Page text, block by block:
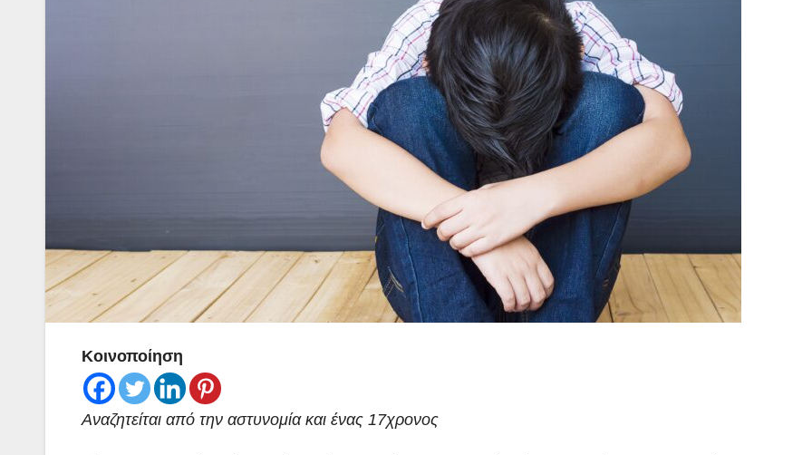
Κοινοποίηση
Αναζητείται από την αστυνομία και ένας 17χρονος